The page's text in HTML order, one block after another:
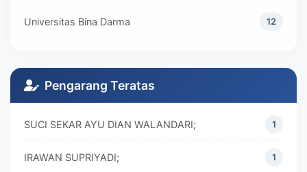
Universitas Bina Darma 12
Pengarang Teratas
SUCI SEKAR AYU DIAN WALANDARI; 1
IRAWAN SUPRIYADI; 1